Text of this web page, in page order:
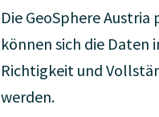
Die GeoSphere
können sich die Daten
Richtigkeit und
werden.